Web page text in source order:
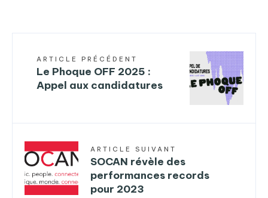
ARTICLE PRÉCÉDENT
Le Phoque OFF 2025 :
Appel aux candidatures
ARTICLE SUIVANT
SOCAN révèle des
performances records
pour 2023